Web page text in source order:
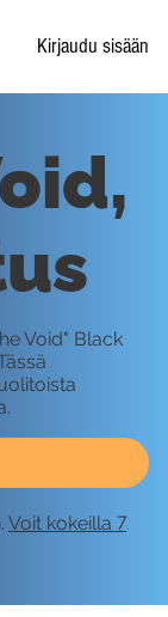
Kirjaudu sisään
Void" Black
Voit kokeilla 7